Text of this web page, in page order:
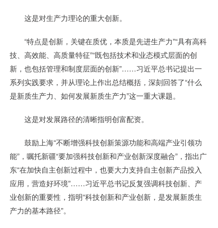
这是对生产力理论的重大创新。
“特点是创新，关键在质优，本质是先进生产力”“具有高科
技、高效能、高质量特征”“既包括技术和业态模式层面的创
新，也包括管理和制度层面的创新”……习近平总书记提出一
系列实践要求，并从理论上作出总结概括，深刻回答了“什么
是新质生产力、如何发展新质生产力”这一重大课题。
这是对发展路径的清晰指明创富配资。
鼓励上海“不断增强科技创新策源功能和高端产业引领功
能”，嘱托新疆“要加强科技创新和产业创新深度融合”，指出广
东“在加快自主创新过程中，也要大力支持自主创新产品投入
应用，营造好环境”……习近平总书记反复强调科技创新、产
业创新的重要性，指明“科技创新和产业创新，是发展新质生
产力的基本路径”。